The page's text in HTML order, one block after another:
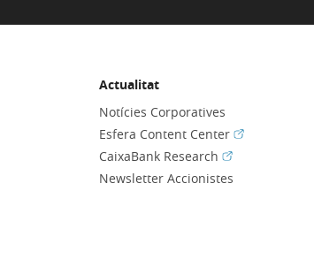
Actualitat
Notícies Corporatives
Esfera Content Center (Obre en
CaixaBank Research (Obre en
Newsletter Accionistes